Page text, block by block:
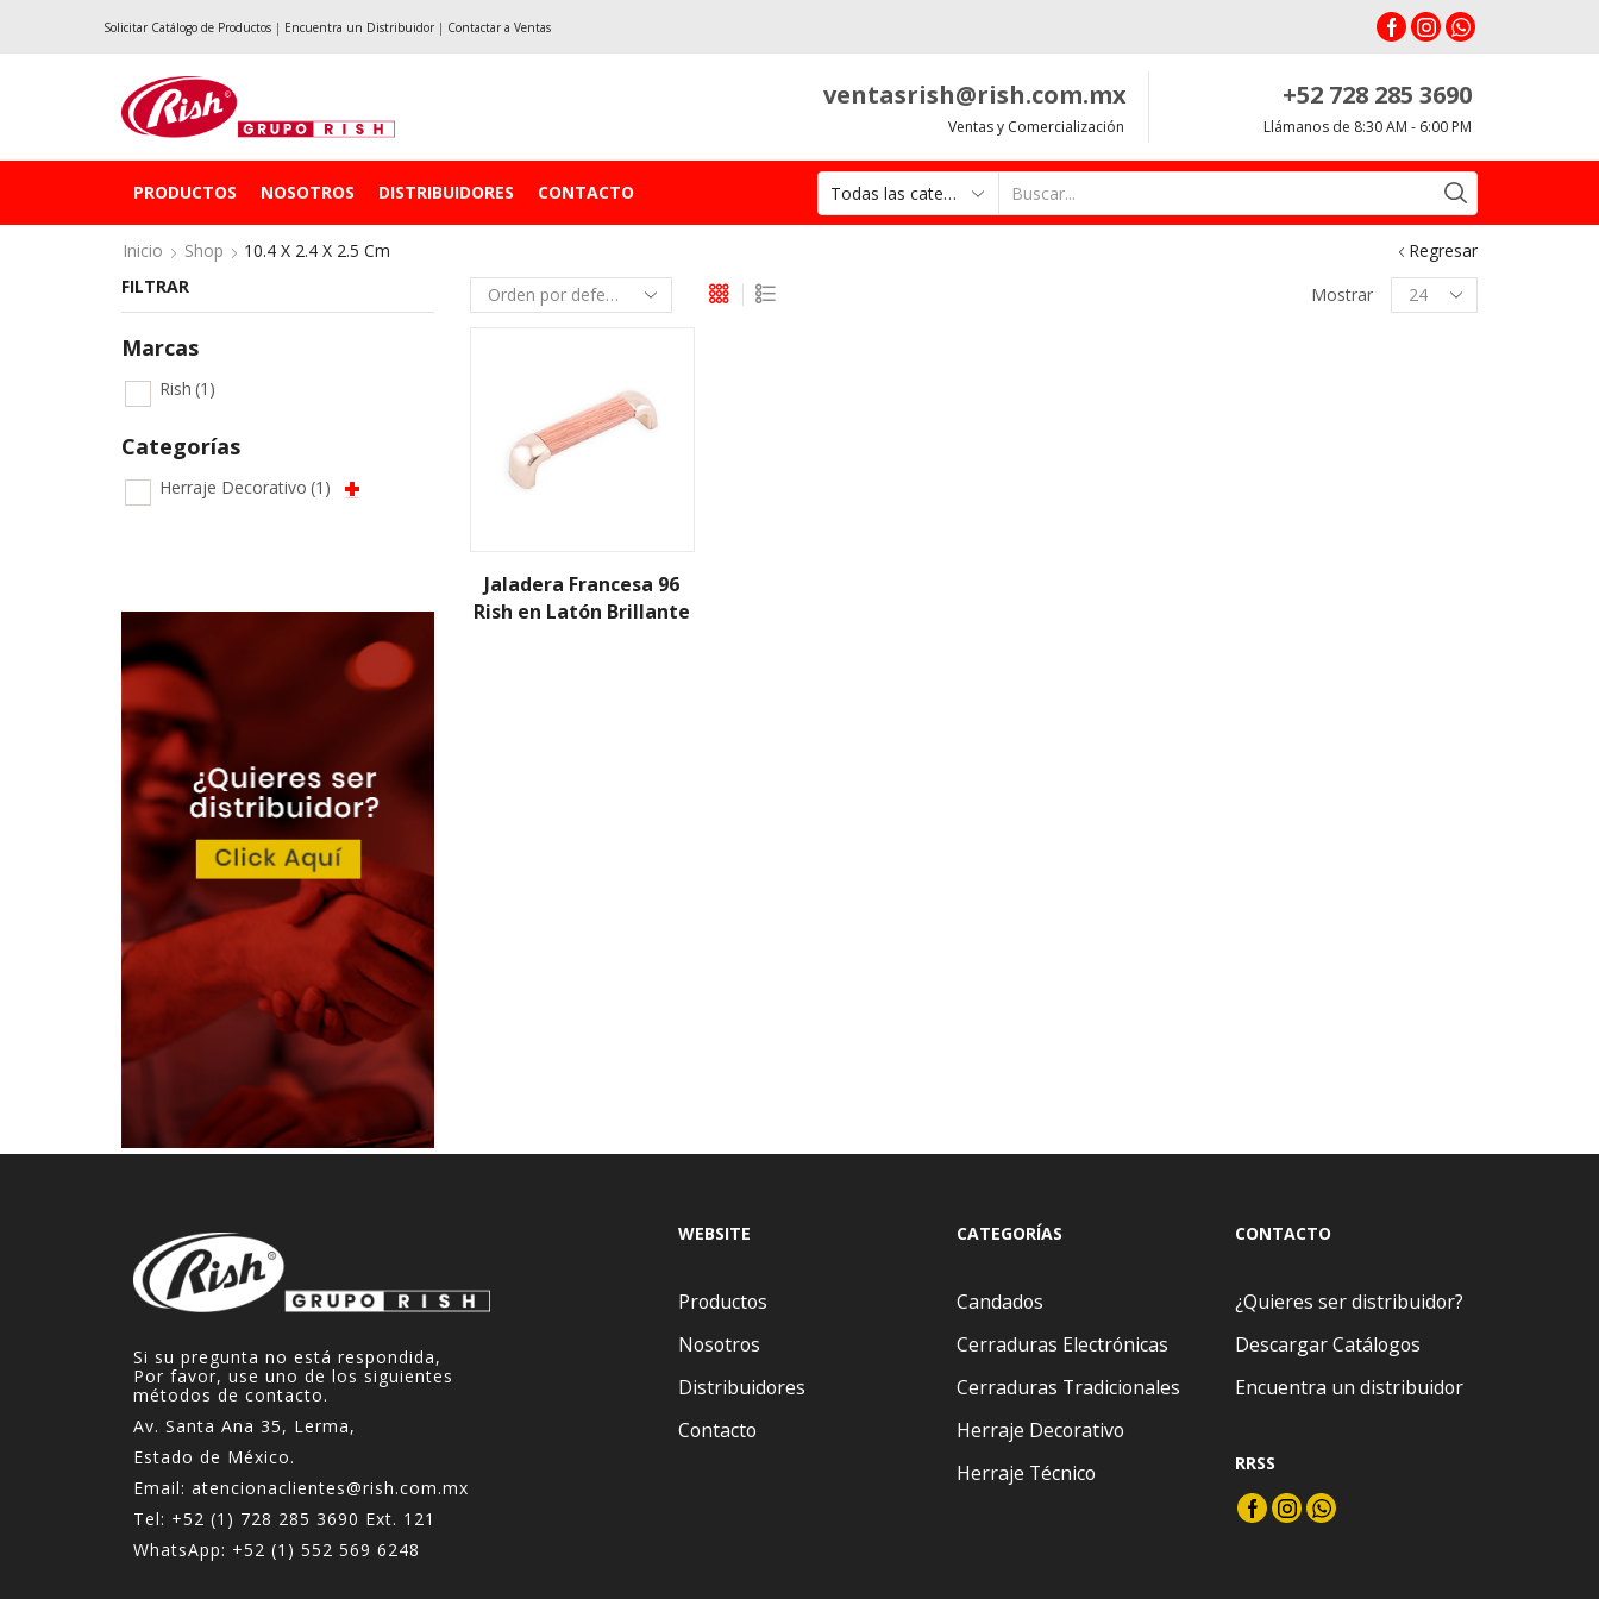
Solicitar Catálogo de Productos | Encuentra un Distribuidor | Contactar a Ventas
ventasrish@rish.com.mx
Ventas y Comercialización
+52 728 285 3690
Llámanos de 8:30 AM - 6:00 PM
PRODUCTOS NOSOTROS DISTRIBUIDORES CONTACTO
input
Inicio
Shop 10.4 X 2.4 X 2.5 Cm
Regresar
Mostrar
Productos
per
Jaladera Francesa 96
Rish en Latón Brillante
FILTRAR
Marcas
Rish (1)
Categorías
Herraje Decorativo (1)
Si su pregunta no está respondida,
Por favor, use uno de los siguientes
métodos de contacto.
Av. Santa Ana 35, Lerma,
Estado de México.
Email: atencionaclientes@rish.com.mx
Tel: +52 (1) 728 285 3690 Ext. 121
WhatsApp: +52 (1) 552 569 6248
WEBSITE
Productos
Nosotros
Distribuidores
Contacto
CATEGORÍAS
Candados
Cerraduras Electrónicas
Cerraduras Tradicionales
Herraje Decorativo
Herraje Técnico
CONTACTO
¿Quieres ser distribuidor?
Descargar Catálogos
Encuentra un distribuidor
RRSS